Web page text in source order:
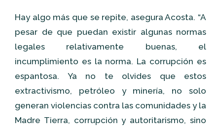
Hay algo más que se repite, asegura Acosta. “A
pesar de que puedan existir algunas normas
legales relativamente buenas, el
incumplimiento es la norma. La corrupción es
espantosa. Ya no te olvides que estos
extractivismo, petróleo y minería, no solo
generan violencias contra las comunidades y la
Madre Tierra, corrupción y autoritarismo, sino